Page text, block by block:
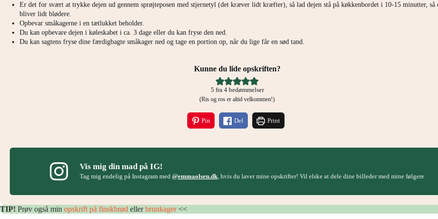
Er det for svært at trykke dejen ud gennem sprøjteposen med stjernetyl (det kræver lidt kræfter), så lad dejen stå på køkkenbordet i 10-15 minutter, så
bliver lidt blødere.
Opbevar småkagerne i en tætlukket beholder.
Du kan opbevare dejen i køleskabet i ca. 3 dage eller du kan fryse den ned.
Du kan sagtens fryse dine færdigbagte småkager ned og tage en portion op, når du lige får en sød tand.
Kunne du lide opskriften?
5 fra 4bedømmelser
(Ris og ros er altid velkommen!)
Pin Del Print
Vis mig din mad på IG!
Tag mig endelig på Instagram med@emmaolsen.dk, hvis du laver mine opskrifter! Vil elske at dele dine billeder med mine følgere
TIP! Prøv også min opskrift på finskbrød ellerbrunkager <<